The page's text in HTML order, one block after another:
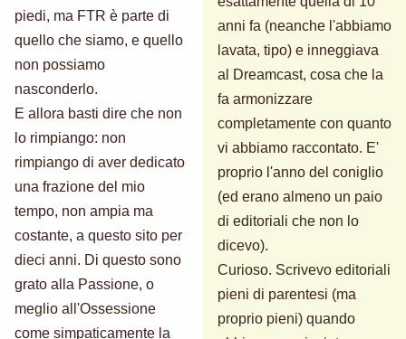
piedi, ma FTR è parte di
quello che siamo, e quello
non possiamo
nasconderlo.
E allora basti dire che non
lo rimpiango: non
rimpiango di aver dedicato
una frazione del mio
tempo, non ampia ma
costante, a questo sito per
dieci anni. Di questo sono
grato alla Passione, o
meglio all'Ossessione
come simpaticamente la
anni fa (neanche l'abbiamo
lavata, tipo) e inneggiava
al Dreamcast, cosa che la
fa armonizzare
completamente con quanto
vi abbiamo raccontato. E'
proprio l'anno del coniglio
(ed erano almeno un paio
di editoriali che non lo
dicevo).
Curioso. Scrivevo editoriali
pieni di parentesi (ma
proprio pieni) quando